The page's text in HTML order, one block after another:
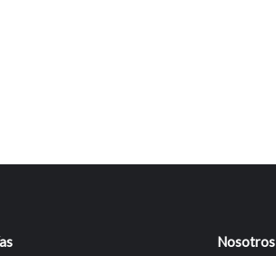
Nosotros